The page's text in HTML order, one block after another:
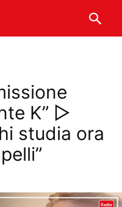
K” ▷
studia ora